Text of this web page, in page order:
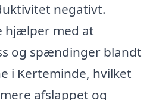
negativt.
hjælper med at
og spændinger blandt
i Kerteminde, hvilket
afslappet og